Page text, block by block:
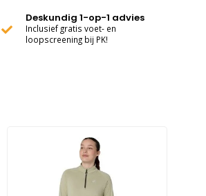
Deskundig 1-op-1 advies
Inclusief gratis voet- en
loopscreening bij PK!